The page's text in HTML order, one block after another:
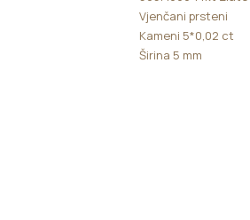
Vjenčani prsteni
Kameni 5*0,02 ct
Širina 5 mm